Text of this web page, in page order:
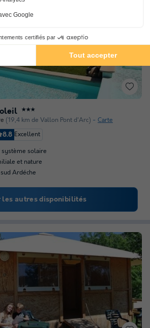
★★★
(19,4 km de Vallon Pont d'Arc) Carte
8.8 Excellent
système solaire
et nature
Ardéche
les autres disponibilités